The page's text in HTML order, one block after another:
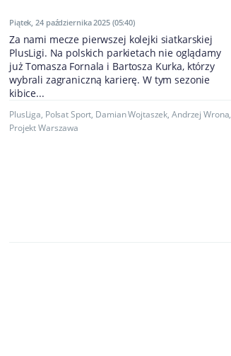
Piątek, 24 października 2025 (05:40)
Za nami mecze pierwszej kolejki siatkarskiej
PlusLigi. Na polskich parkietach nie oglądamy
już Tomasza Fornala i Bartosza Kurka, którzy
wybrali zagraniczną karierę. W tym sezonie
kibice...
PlusLiga, Polsat Sport, Damian Wojtaszek, Andrzej Wrona,
Projekt Warszawa